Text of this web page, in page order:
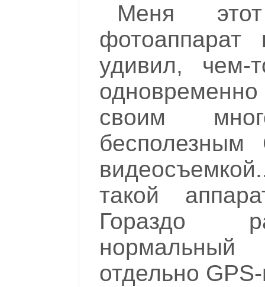
Меня этот
удивил, чем-
своим
бесполезным
такой
Гораздо
отдельно